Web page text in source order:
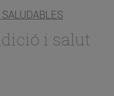
i salut